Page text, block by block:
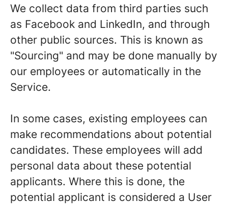
We collect data from third parties such
as Facebook and LinkedIn, and through
other public sources. This is known as
"Sourcing" and may be done manually by
our employees or automatically in the
Service.
In some cases, existing employees can
make recommendations about potential
candidates. These employees will add
personal data about these potential
applicants. Where this is done, the
potential applicant is considered a User